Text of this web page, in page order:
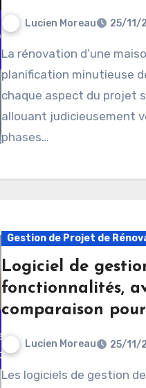
Lucien Moreau 25/11/
La rénovation d’une maison nécessite une
planification minutieuse
chaque aspect du projet
allouant judicieusement
phases…
Gestion de Projet de
Logiciel de
fonctionnalités,
comparaison
Lucien Moreau 25/11/
Les logiciels de gestion de projet pour la rénovation